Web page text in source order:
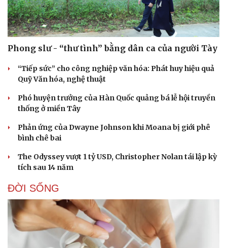
Doanh nghiệp
Thông tin doanh nghiệp
Doanh nghiệp 24h
Doanh nhân
Công nghệ
Tin Công nghệ
Trải nghiệm
Chuyển đổi số
Phong slư - “thư tình” bằng dân ca của người Tày
“Tiếp sức” cho công nghiệp văn hóa: Phát huy hiệu quả
Quỹ Văn hóa, nghệ thuật
Phó huyện trưởng của Hàn Quốc quảng bá lễ hội truyền
thống ở miền Tây
Phản ứng của Dwayne Johnson khi Moana bị giới phê
bình chê bai
The Odyssey vượt 1 tỷ USD, Christopher Nolan tái lập kỳ
tích sau 14 năm
ĐỜI SỐNG